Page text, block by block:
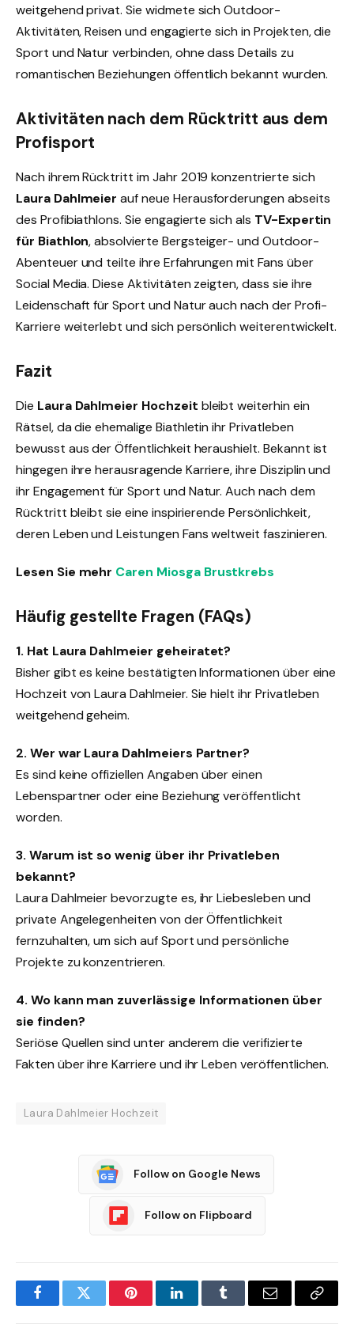
weitgehend privat. Sie widmete sich Outdoor-
Aktivitäten, Reisen und engagierte sich in Projekten, die
Sport und Natur verbinden, ohne dass Details zu
romantischen Beziehungen öffentlich bekannt wurden.
Aktivitäten nach dem Rücktritt aus dem
Profisport
Nach ihrem Rücktritt im Jahr 2019 konzentrierte sich
Laura Dahlmeier auf neue Herausforderungen abseits
des Profibiathlons. Sie engagierte sich als TV-Expertin
für Biathlon, absolvierte Bergsteiger- und Outdoor-
Abenteuer und teilte ihre Erfahrungen mit Fans über
Social Media. Diese Aktivitäten zeigten, dass sie ihre
Leidenschaft für Sport und Natur auch nach der Profi-
Karriere weiterlebt und sich persönlich weiterentwickelt.
Fazit
Die Laura Dahlmeier Hochzeit bleibt weiterhin ein
Rätsel, da die ehemalige Biathletin ihr Privatleben
bewusst aus der Öffentlichkeit heraushielt. Bekannt ist
hingegen ihre herausragende Karriere, ihre Disziplin und
ihr Engagement für Sport und Natur. Auch nach dem
Rücktritt bleibt sie eine inspirierende Persönlichkeit,
deren Leben und Leistungen Fans weltweit faszinieren.
Lesen Sie mehr Caren Miosga Brustkrebs
Häufig gestellte Fragen (FAQs)
1. Hat Laura Dahlmeier geheiratet?
Bisher gibt es keine bestätigten Informationen über eine
Hochzeit von Laura Dahlmeier. Sie hielt ihr Privatleben
weitgehend geheim.
2. Wer war Laura Dahlmeiers Partner?
Es sind keine offiziellen Angaben über einen
Lebenspartner oder eine Beziehung veröffentlicht
worden.
3. Warum ist so wenig über ihr Privatleben
bekannt?
Laura Dahlmeier bevorzugte es, ihr Liebesleben und
private Angelegenheiten von der Öffentlichkeit
fernzuhalten, um sich auf Sport und persönliche
Projekte zu konzentrieren.
4. Wo kann man zuverlässige Informationen über
sie finden?
Seriöse Quellen sind unter anderem die verifizierte
Fakten über ihre Karriere und ihr Leben veröffentlichen.
Laura Dahlmeier Hochzeit
Follow on Google News
Follow on Flipboard
FacebookTwitter PinterestLinkedInTumblr Email
Copy